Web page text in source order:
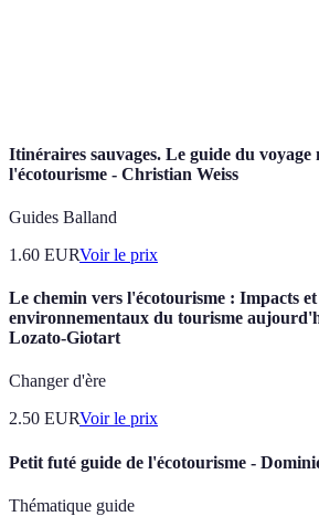
Itinéraires sauvages. Le guide du voyage
l'écotourisme - Christian Weiss
Guides Balland
1.60 EURVoir le prix
Le chemin vers l'écotourisme : Impacts
environnementaux du tourisme
Lozato-Giotart
Changer d'ère
2.50 EURVoir le prix
Petit futé guide de l'écotourisme -
Thématique guide